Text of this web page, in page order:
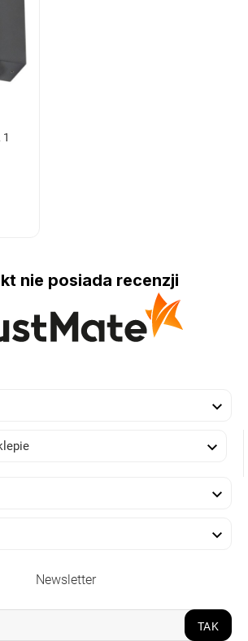
nie posiada recenzji




Newsletter
TAK